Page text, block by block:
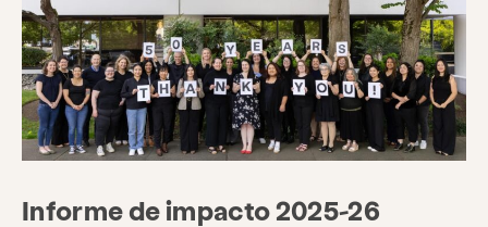
Informe de impacto 2025-26